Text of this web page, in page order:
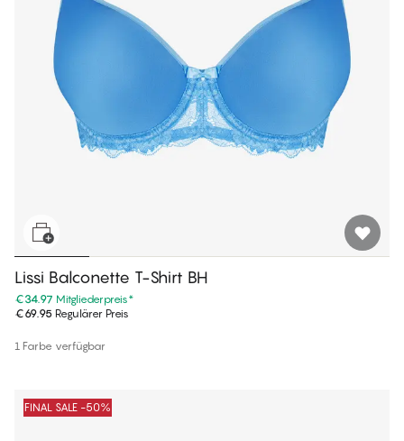
Lissi Balconette T-Shirt BH
€34.97 Mitgliederpreis*
€69.95 Regulärer Preis
1 Farbe verfügbar
FINAL SALE -50%